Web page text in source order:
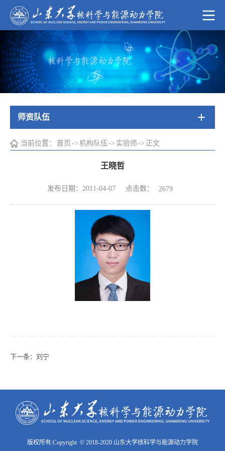
师资队伍
当前位置： 首页 -> 机构队伍 -> 实验师 -> 正文
王晓哲
发布日期：2011-04-07 点击数： 2679
下一条： 刘宁
版权所有:Copyright © 2018-2020 山东大学核科学与能源动力学院